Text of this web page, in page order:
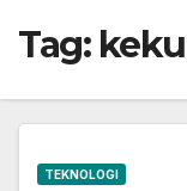
Tag:
TEKNOLOGI